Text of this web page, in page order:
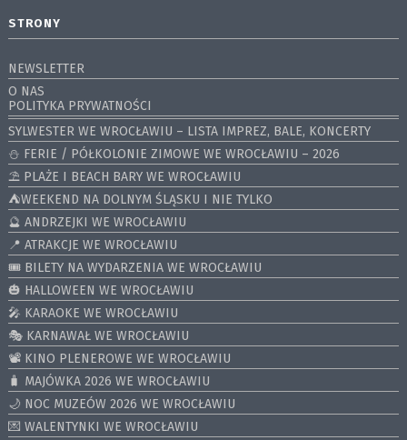
STRONY
NEWSLETTER
O NAS
POLITYKA PRYWATNOŚCI
SYLWESTER WE WROCŁAWIU – LISTA IMPREZ, BALE, KONCERTY
⛄️ FERIE / PÓŁKOLONIE ZIMOWE WE WROCŁAWIU – 2026
⛱️ PLAŻE I BEACH BARY WE WROCŁAWIU
⛺️WEEKEND NA DOLNYM ŚLĄSKU I NIE TYLKO
🔮 ANDRZEJKI WE WROCŁAWIU
📍 ATRAKCJE WE WROCŁAWIU
🎟️ BILETY NA WYDARZENIA WE WROCŁAWIU
🎃 HALLOWEEN WE WROCŁAWIU
🎤 KARAOKE WE WROCŁAWIU
🎭 KARNAWAŁ WE WROCŁAWIU
📽️ KINO PLENEROWE WE WROCŁAWIU
🧳 MAJÓWKA 2026 WE WROCŁAWIU
🌙 NOC MUZEÓW 2026 WE WROCŁAWIU
💌 WALENTYNKI WE WROCŁAWIU